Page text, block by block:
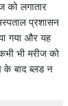
को लगातार
प्रशासन
गया और यह
भी मरीज को
के बाद ब्लड न